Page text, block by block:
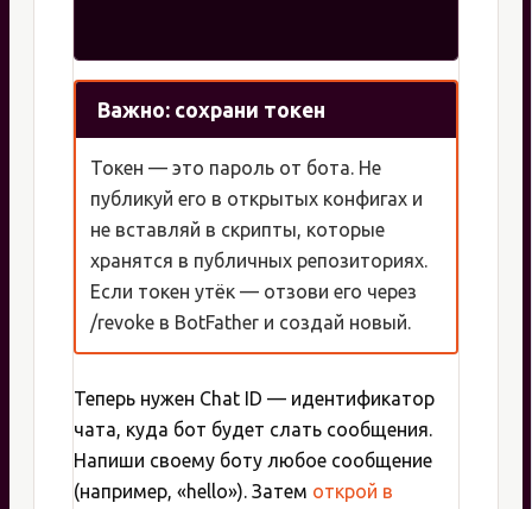
Важно: сохрани токен
Токен — это пароль от бота. Не
публикуй его в открытых конфигах и
не вставляй в скрипты, которые
хранятся в публичных репозиториях.
Если токен утёк — отзови его через
/revoke в BotFather и создай новый.
Теперь нужен Chat ID — идентификатор
чата, куда бот будет слать сообщения.
Напиши своему боту любое сообщение
(например, «hello»). Затем открой в